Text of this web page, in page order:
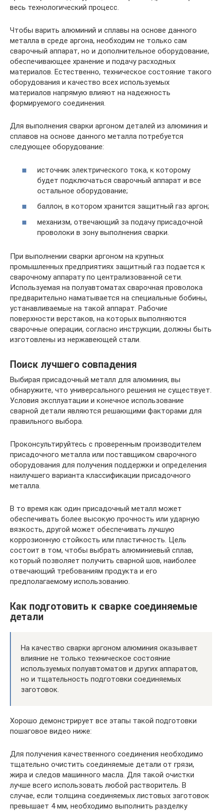
весь технологический процесс.
Чтобы варить алюминий и сплавы на основе данного
металла в среде аргона, необходим не только сам
сварочный аппарат, но и дополнительное оборудование,
обеспечивающее хранение и подачу расходных
материалов. Естественно, техническое состояние такого
оборудования и качество всех используемых
материалов напрямую влияют на надежность
формируемого соединения.
Для выполнения сварки аргоном деталей из алюминия и
сплавов на основе данного металла потребуется
следующее оборудование:
источник электрического тока, к которому
будет подключаться сварочный аппарат и все
остальное оборудование;
баллон, в котором хранится защитный газ аргон;
механизм, отвечающий за подачу присадочной
проволоки в зону выполнения сварки.
При выполнении сварки аргоном на крупных
промышленных предприятиях защитный газ подается к
сварочному аппарату по централизованной сети.
Используемая на полуавтоматах сварочная проволока
предварительно наматывается на специальные бобины,
устанавливаемые на такой аппарат. Рабочие
поверхности верстаков, на которых выполняются
сварочные операции, согласно инструкции, должны быть
изготовлены из нержавеющей стали.
Поиск лучшего совпадения
Выбирая присадочный металл для алюминия, вы
обнаружите, что универсального решения не существует.
Условия эксплуатации и конечное использование
сварной детали являются решающими факторами для
правильного выбора.
Проконсультируйтесь с проверенным производителем
присадочного металла или поставщиком сварочного
оборудования для получения поддержки и определения
наилучшего варианта классификации присадочного
металла.
В то время как один присадочный металл может
обеспечивать более высокую прочность или ударную
вязкость, другой может обеспечивать лучшую
коррозионную стойкость или пластичность. Цель
состоит в том, чтобы выбрать алюминиевый сплав,
который позволяет получить сварной шов, наиболее
отвечающий требованиям продукта и его
предполагаемому использованию.
Как подготовить к сварке соединяемые
детали
На качество сварки аргоном алюминия оказывает
влияние не только техническое состояние
используемых полуавтоматов и других аппаратов,
но и тщательность подготовки соединяемых
заготовок.
Хорошо демонстрирует все этапы такой подготовки
пошаговое видео ниже:
Для получения качественного соединения необходимо
тщательно очистить соединяемые детали от грязи,
жира и следов машинного масла. Для такой очистки
лучше всего использовать любой растворитель. В
случае, если толщина соединяемых листовых заготовок
превышает 4 мм, необходимо выполнить разделку